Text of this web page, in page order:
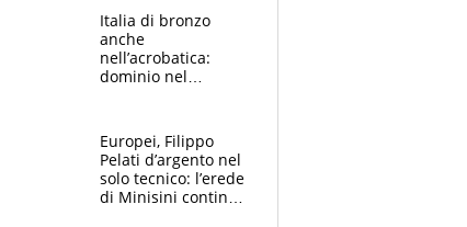
Italia di bronzo
anche
nell’acrobatica:
dominio nel
e compagni
continuare
Europei, Filippo
Pelati d’argento nel
solo tecnico: l’erede
di Minisini continua